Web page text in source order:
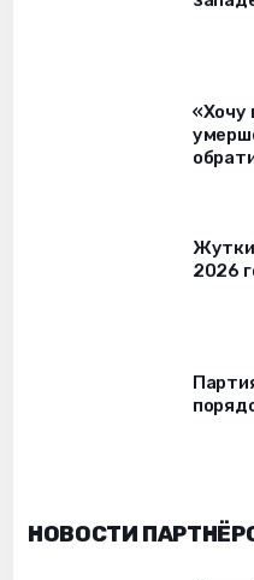
«Хочу
2026
НОВОСТИ